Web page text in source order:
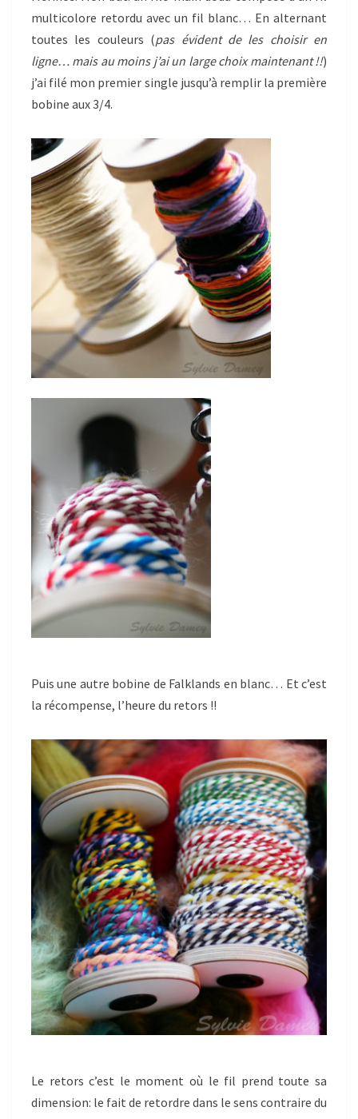
multicolore retordu avec un fil blanc… En alternant
toutes les couleurs (pas évident de les choisir en
ligne… mais au moins j’ai un large choix maintenant !!)
j’ai filé mon premier single jusqu’à remplir la première
bobine aux 3/4.
Puis une autre bobine de Falklands en blanc… Et c’est
la récompense, l’heure du retors !!
Le retors c’est le moment où le fil prend toute sa
dimension: le fait de retordre dans le sens contraire du